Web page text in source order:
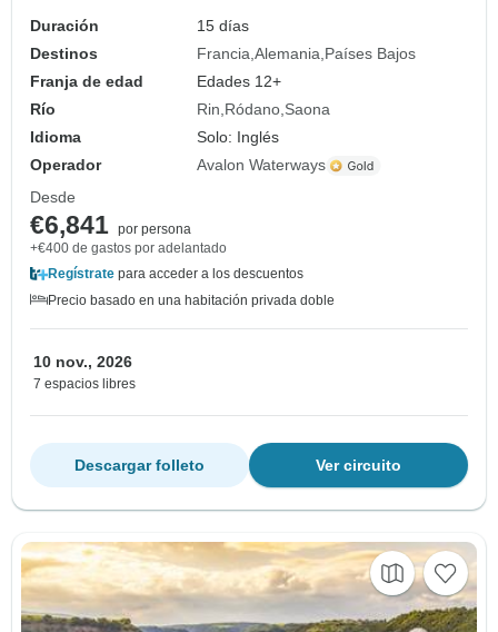
Duración
15 días
Destinos
Francia Alemania Países Bajos
Franja de edad
Edades 12+
Río
Rin Ródano Saona
Idioma
Solo: Inglés
Operador
Avalon Waterways
Desde
€6,841 por persona
+€400 de gastos por adelantado
Regístrate para acceder a los descuentos
Precio basado en una habitación privada doble
10 nov., 2026
7 espacios libres
Ver circuito
Descargar folleto